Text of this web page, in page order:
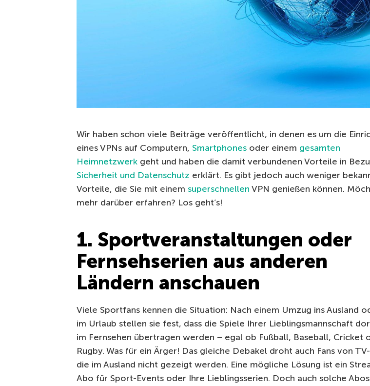
Wir haben schon viele Beiträge veröffentlicht, in denen es um die
eines VPNs auf Computern, Smartphones oder einem gesamten
Heimnetzwerk geht und haben die damit verbundenen Vorteile in
Sicherheit und Datenschutz erklärt. Es gibt jedoch auch weniger
Vorteile, die Sie mit einem superschnellen VPN genießen können.
mehr darüber erfahren? Los geht’s!
1. Sportveranstaltungen oder
Fernsehserien aus anderen
Ländern anschauen
Viele Sportfans kennen die Situation: Nach einem Umzug ins Ausland
im Urlaub stellen sie fest, dass die Spiele Ihrer Lieblingsmannschaft
im Fernsehen übertragen werden – egal ob Fußball, Baseball, Cricket
Rugby. Was für ein Ärger! Das gleiche Debakel droht auch Fans von
die im Ausland nicht gezeigt werden. Eine mögliche Lösung ist ein
Abo für Sport-Events oder Ihre Lieblingsserien. Doch auch solche Abos